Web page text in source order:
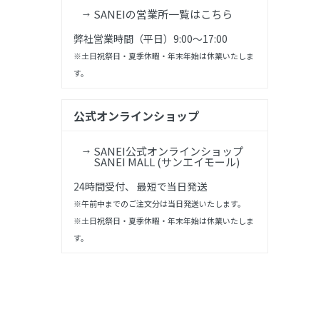
SANEIの営業所一覧はこちら
弊社営業時間（平日）9:00～17:00
※土日祝祭日・夏季休暇・年末年始は休業いたしま
す。
公式オンラインショップ
SANEI公式オンラインショップ
SANEI MALL (サンエイモール)
24時間受付、 最短で当日発送
※午前中までのご注文分は当日発送いたします。
※土日祝祭日・夏季休暇・年末年始は休業いたしま
す。